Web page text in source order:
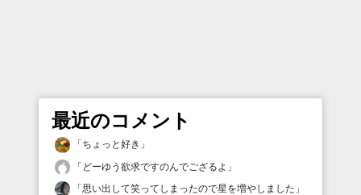
最近のコメント
「ちょっと好き 」
「 どーゆう欲求ですのんでござるよ 」
「思い出して笑ってしまったので星を増やしました 」